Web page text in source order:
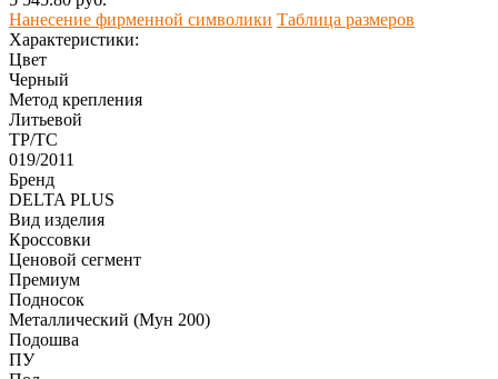
Нанесение фирменной символики Таблица размеров
Характеристики:
Цвет
Черный
Метод крепления
Литьевой
ТР/ТС
019/2011
Бренд
DELTA PLUS
Вид изделия
Кроссовки
Ценовой сегмент
Премиум
Подносок
Металлический (Мун 200)
Подошва
ПУ